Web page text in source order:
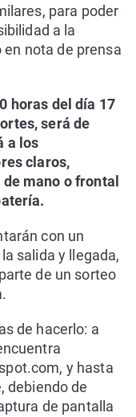
para poder
a la
nota de prensa
horas del día 17
será de
a los
claros,
mano o frontal
con un
salida y llegada,
de un sorteo
de hacerlo: a
y hasta
debiendo de
de pantalla